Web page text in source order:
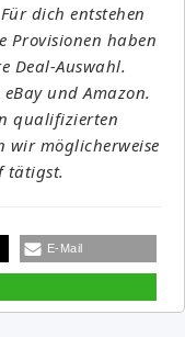
dich entstehen
Provisionen haben
Deal-Auswahl.
und Amazon.
qualifizierten
wir möglicherweise
tätigst.
E-Mail